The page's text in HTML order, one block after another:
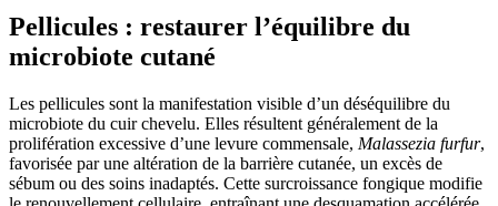
Pellicules : restaurer l’équilibre du
microbiote cutané
Les pellicules sont la manifestation visible d’un déséquilibre du
microbiote du cuir chevelu. Elles résultent généralement de la
prolifération excessive d’une levure commensale, Malassezia furfur,
favorisée par une altération de la barrière cutanée, un excès de
sébum ou des soins inadaptés. Cette surcroissance fongique modifie